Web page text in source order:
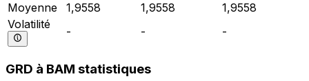
Moyenne
1,9558 1,9558
1,9558
Volatilité
- - -
GRD à BAM statistiques